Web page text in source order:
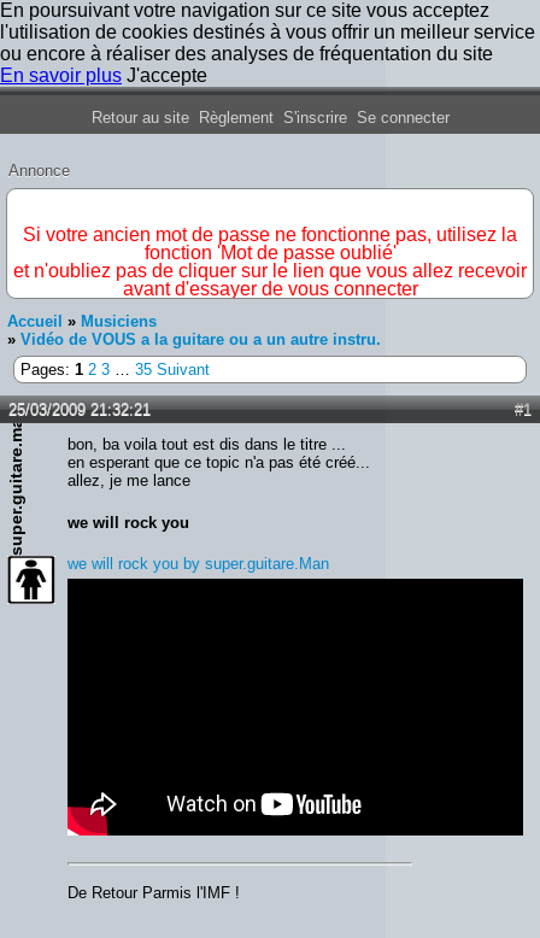
En poursuivant votre navigation sur ce site vous acceptez
l'utilisation de cookies destinés à vous offrir un meilleur service
ou encore à réaliser des analyses de fréquentation du site
En savoir plus J'accepte
Forum Iron Maiden France
Retour au site Règlement S'inscrire Se connecter
Annonce
Si votre ancien mot de passe ne fonctionne pas, utilisez la
fonction 'Mot de passe oublié'
et n'oubliez pas de cliquer sur le lien que vous allez recevoir
avant d'essayer de vous connecter
Accueil » Musiciens
» Vidéo de VOUS a la guitare ou a un autre instru.
Pages: 1 2 3 … 35 Suivant
#1
25/03/2009 21:32:21
super.guitare.man
bon, ba voila tout est dis dans le titre ...
en esperant que ce topic n'a pas été créé...
allez, je me lance
we will rock you
we will rock you by super.guitare.Man
De Retour Parmis l'IMF !